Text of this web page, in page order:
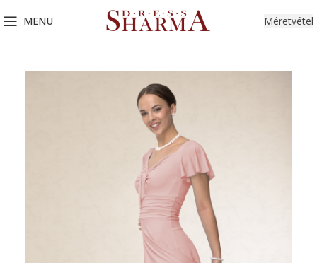
MENU Méretvétel